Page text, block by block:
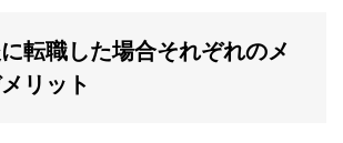
転職した場合それぞれのメ
リット